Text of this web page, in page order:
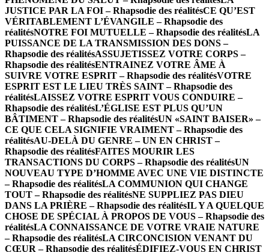
JUSTICE PAR LA FOI – Rhapsodie des réalitésCE QU’EST
VÉRITABLEMENT L’ÉVANGILE – Rhapsodie des
réalitésNOTRE FOI MUTUELLE – Rhapsodie des réalitésLA
PUISSANCE DE LA TRANSMISSION DES DONS –
Rhapsodie des réalitésASSUJETISSEZ VOTRE CORPS –
Rhapsodie des réalitésENTRAINEZ VOTRE ÂME À
SUIVRE VOTRE ESPRIT – Rhapsodie des réalitésVOTRE
ESPRIT EST LE LIEU TRÈS SAINT – Rhapsodie des
réalitésLAISSEZ VOTRE ESPRIT VOUS CONDUIRE –
Rhapsodie des réalitésL’ÉGLISE EST PLUS QU’UN
BÂTIMENT – Rhapsodie des réalitésUN «SAINT BAISER» –
CE QUE CELA SIGNIFIE VRAIMENT – Rhapsodie des
réalitésAU-DELÀ DU GENRE – UN EN CHRIST –
Rhapsodie des réalitésFAITES MOURIR LES
TRANSACTIONS DU CORPS – Rhapsodie des réalitésUN
NOUVEAU TYPE D’HOMME AVEC UNE VIE DISTINCTE
– Rhapsodie des réalitésLA COMMUNION QUI CHANGE
TOUT – Rhapsodie des réalitésNE SUPPLIEZ PAS DIEU
DANS LA PRIÈRE – Rhapsodie des réalitésIL Y A QUELQUE
CHOSE DE SPÉCIAL À PROPOS DE VOUS – Rhapsodie des
réalitésLA CONNAISSANCE DE VOTRE VRAIE NATURE
– Rhapsodie des réalitésLA CIRCONCISION VENANT DU
CŒUR – Rhapsodie des réalitésÉDIFIEZ-VOUS EN CHRIST